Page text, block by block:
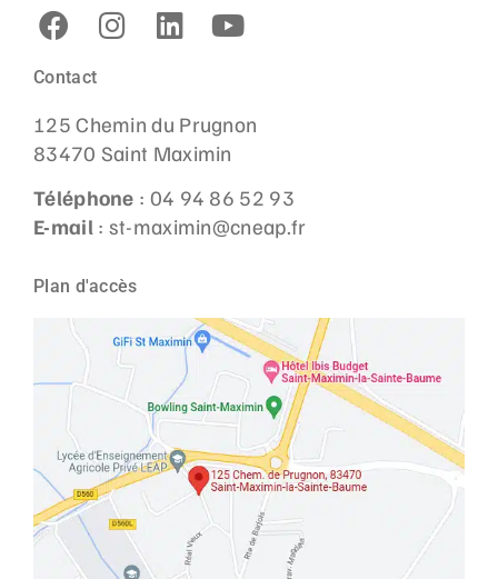
Contact
125 Chemin du Prugnon
83470 Saint Maximin
Téléphone : 04 94 86 52 93
E-mail : st-maximin@cneap.fr
Plan d'accès